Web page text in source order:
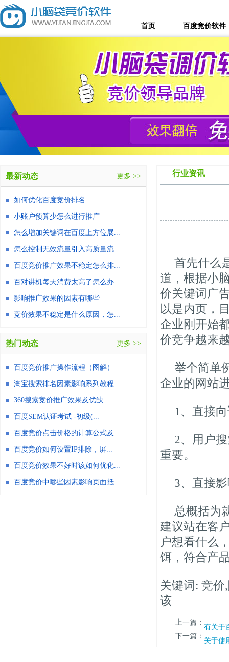
首页 百度竞价软件
行业资讯
首先什么
道，根据小
价关键词广
以是内页，
企业刚开始
价竞争越来
举个简单
企业的网站
1、直接
2、用户
重要。
3、直接
总概括为
建议站在客
户想看什么
饵，符合产
关键词: 竞
该
上一篇： 有关于
下一篇： 关于使
最新动态 更多 >>
如何优化百度竞价排名
小账户预算少怎么进行推广
怎么增加关键词在百度上方位展...
怎么控制无效流量引入高质量流...
百度竞价推广效果不稳定怎么排...
百对讲机每天消费太高了怎么办
影响推广效果的因素有哪些
竞价效果不稳定是什么原因，怎...
热门动态 更多 >>
百度竞价推广操作流程（图解）
淘宝搜索排名因素影响系列教程...
360搜索竞价推广效果及优缺...
百度SEM认证考试 -初级(...
百度竞价点击价格的计算公式及...
百度竞价如何设置IP排除，屏...
百度竞价效果不好时该如何优化...
百度竞价中哪些因素影响页面抵...